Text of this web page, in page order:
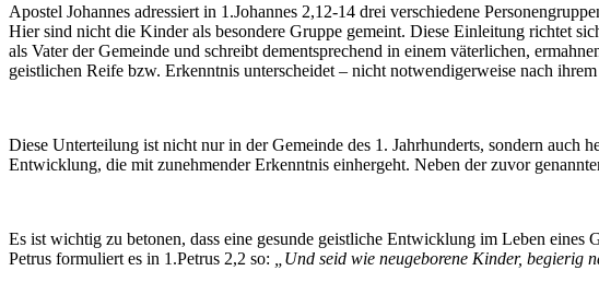
Apostel Johannes adressiert in 1.­Johannes 2,12-14 drei verschiedene
Hier sind nicht die Kinder als besondere Gruppe gemeint. Diese Einleitung richtet
als Vater der Gemeinde und schreibt dementsprechend in einem väterlichen,
geistlichen Reife bzw. Erkenntnis unterscheidet – nicht notwendigerweise nach
Diese Unterteilung ist nicht nur in der Gemeinde des 1. Jahrhunderts, sondern
Entwicklung, die mit zunehmender Erkenntnis einhergeht. Neben der zuvor
Es ist wichtig zu betonen, dass eine gesunde geistliche Entwicklung im Leben
Petrus formuliert es in 1.­Petrus 2,2 so:
„Und seid wie neugeborene Kinder,